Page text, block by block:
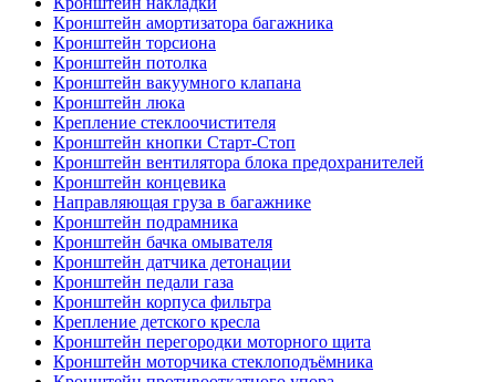
Кронштейн амортизатора багажника
Кронштейн торсиона
Кронштейн потолка
Кронштейн вакуумного клапана
Кронштейн люка
Крепление стеклоочистителя
Кронштейн кнопки Старт-Стоп
Кронштейн вентилятора блока предохранителей
Кронштейн концевика
Направляющая груза в багажнике
Кронштейн подрамника
Кронштейн бачка омывателя
Кронштейн датчика детонации
Кронштейн педали газа
Кронштейн корпуса фильтра
Крепление детского кресла
Кронштейн перегородки моторного щита
Кронштейн моторчика стеклоподъёмника